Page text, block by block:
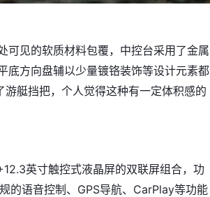
可见的软质材料包覆，中控台采用了金属
底方向盘辅以少量镀铬装饰等设计元素都
艇挡把，个人觉得这种有一定体积感的
英寸触控式液晶屏的双联屏组合，功
的语音控制、GPS导航、CarPlay等功能